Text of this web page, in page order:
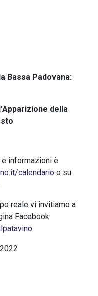
Bassa Padovana:
della
e informazioni è
calendario o su
reale vi invitiamo a
Facebook: